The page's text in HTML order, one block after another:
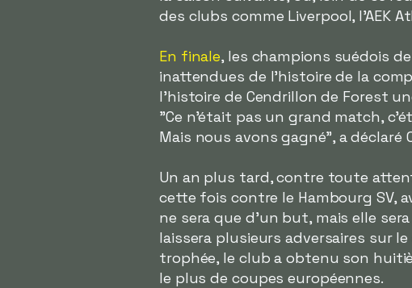
des clubs comme Liverpool, l'AEK
En finale, les champions suédois de
inattendues de l'histoire de la
l'histoire de Cendrillon de Forest
"Ce n'était pas un grand match,
Mais nous avons gagné", a
Un an plus tard, contre toute
cette fois contre le Hambourg SV,
ne sera que d'un but, mais elle
laissera plusieurs adversaires sur
trophée, le club a obtenu son
le plus de coupes européennes.